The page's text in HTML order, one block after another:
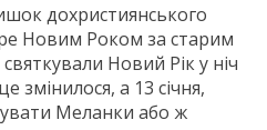
дохристиянського
Новим Роком за старим
Новий Рік у ніч
змінилося, а 13 січня,
Меланки або ж